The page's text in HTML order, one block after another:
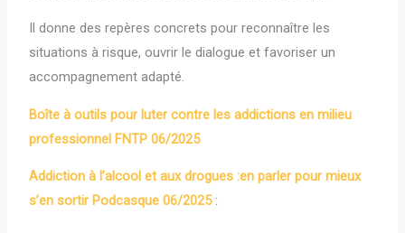
Il donne des repères concrets pour reconnaître les
situations à risque, ouvrir le dialogue et favoriser un
accompagnement adapté.
Boîte à outils pour luter contre les addictions en milieu
professionnel FNTP 06/2025
Addiction à l’alcool et aux drogues :en parler pour mieux
s’en sortir Podcasque 06/2025 :